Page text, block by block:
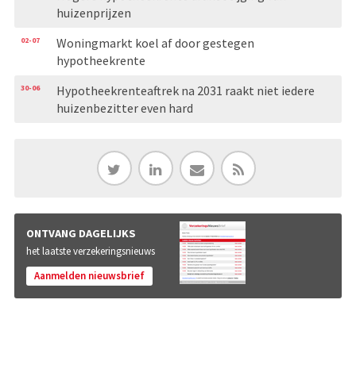
huizenprijzen
02-07
Woningmarkt koel af door gestegen
hypotheekrente
30-06
Hypotheekrenteaftrek na 2031 raakt niet iedere
huizenbezitter even hard
ONTVANG DAGELIJKS
het laatste verzekeringsnieuws
Aanmelden nieuwsbrief